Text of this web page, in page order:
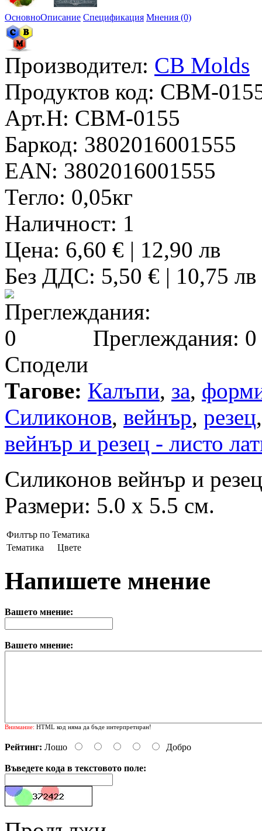
ОсновноОписание Спецификация Мнения (0)
Производител: CB Molds
Продуктов код: CBM-
Арт.Н: CBM-0155
Баркод: 3802016001555
EAN: 3802016001555
Тегло: 0,05кг
Наличност: 1
Цена: 6,60 € | 12,90 лв
Без ДДС: 5,50 € | 10,75 лв
Преглеждания: 0
Сподели
Тагове: Калъпи, за,
Силиконов, вейнър, резец
вейнър и резец - листо
Силиконов вейнър и
Размери: 5.0 х 5.5 см.
Филтър по Тематика
Тематика
Цвете
Напишете мнение
Вашето мнение:
Вашето мнение:
Внимание: HTML код няма да бъде интерпретиран!
Рейтинг: Лошо Добро
Въведете кода в текстовото поле: